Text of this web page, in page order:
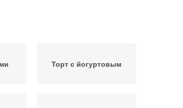
Торт с йогуртовым